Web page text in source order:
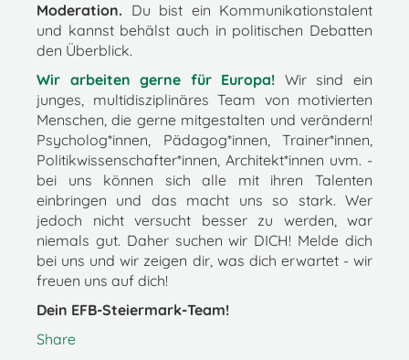
Moderation. Du bist ein Kommunikationstalent
und kannst behälst auch in politischen Debatten
den Überblick.
Wir arbeiten gerne für Europa! Wir sind ein
junges, multidisziplinäres Team von motivierten
Menschen, die gerne mitgestalten und verändern!
Psycholog*innen, Pädagog*innen, Trainer*innen,
Politikwissenschafter*innen, Architekt*innen uvm. -
bei uns können sich alle mit ihren Talenten
einbringen und das macht uns so stark. Wer
jedoch nicht versucht besser zu werden, war
niemals gut. Daher suchen wir DICH! Melde dich
bei uns und wir zeigen dir, was dich erwartet - wir
freuen uns auf dich!
Dein EFB-Steiermark-Team!
Share